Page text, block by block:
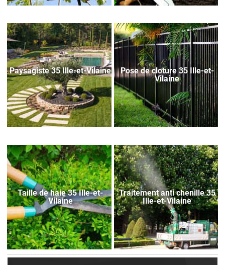
Paysagiste 35 Ille-et-Vilaine
Pose de cloture 35 Ille-et-
Vilaine
Taille de haie 35 Ille-et-
Vilaine
Traitement anti chenille 35
Ille-et-Vilaine